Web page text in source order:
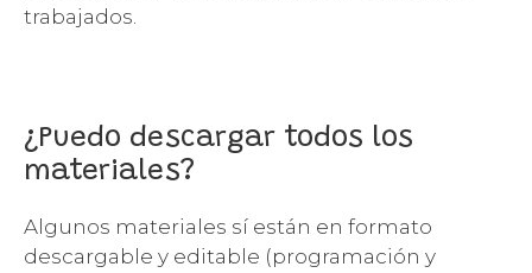
trabajados.
¿Puedo descargar todos los
materiales?
Algunos materiales sí están en formato
descargable y editable (programación y